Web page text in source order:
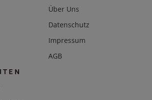
Über Uns
Datenschutz
Impressum
AGB